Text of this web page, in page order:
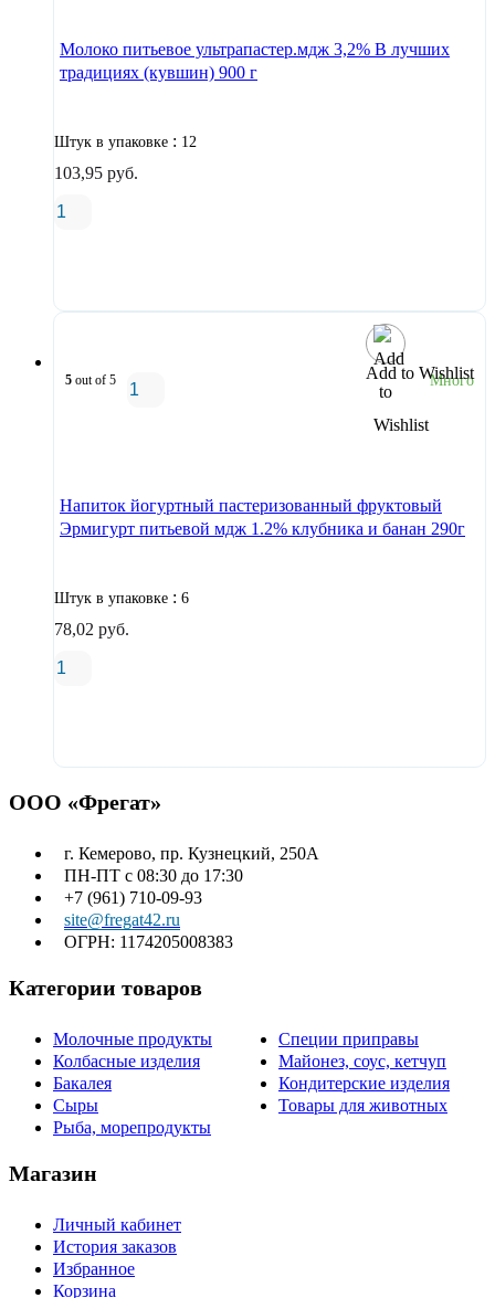
Молоко питьевое ультрапастер.мдж 3,2% В лучших
традициях (кувшин) 900 г
Штук в упаковке : 12
103,95 руб.
Add to Wishlist
5 out of 5 Много
Напиток йогуртный пастеризованный фруктовый
Эрмигурт питьевой мдж 1.2% клубника и банан 290г
Штук в упаковке : 6
78,02 руб.
ООО «Фрегат»
г. Кемерово, пр. Кузнецкий, 250А
ПН-ПТ с 08:30 до 17:30
+7 (961) 710-09-93
site@fregat42.ru
ОГРН: 1174205008383
Категории товаров
Молочные продукты
Колбасные изделия
Бакалея
Сыры
Рыба, морепродукты
Специи приправы
Майонез, соус, кетчуп
Кондитерские изделия
Товары для животных
Магазин
Личный кабинет
История заказов
Избранное
Корзина